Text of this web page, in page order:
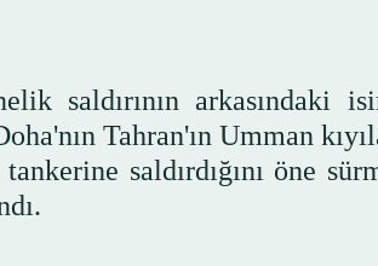
saldırının arkasındaki
Tahran'ın Umman
saldırdığını öne